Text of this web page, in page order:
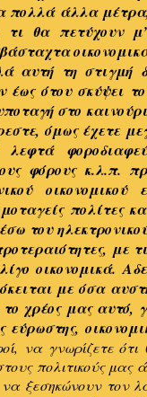
πολλά άλλα
θα πετύχουν
αυτή τη στιγμή
ότου σκύψει
στο
όμως έχετε
φόρους κ.λ.π.
πολίτες
του
με
οικονομικά.
με όσα
χρέος μας αυτό,
εύρωστης,
να γνωρίζετε
πολιτικούς
να ξεσηκώνουν τον